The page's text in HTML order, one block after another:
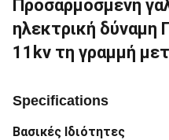
Προσαρμοσμένη
ηλεκτρική δύναμη
11kv τη γραμμή
Specifications
Βασικές Ιδιότητες